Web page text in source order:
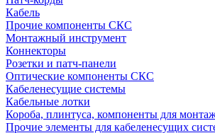
Кабель
Прочие компоненты СКС
Монтажный инструмент
Коннекторы
Розетки и патч-панели
Оптические компоненты СКС
Кабеленесущие системы
Кабельные лотки
Короба, плинтуса, компоненты для
Прочие элементы для кабеленесущих